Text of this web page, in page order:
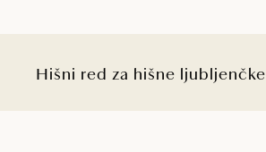
Hišni red za hišne ljubljenčke